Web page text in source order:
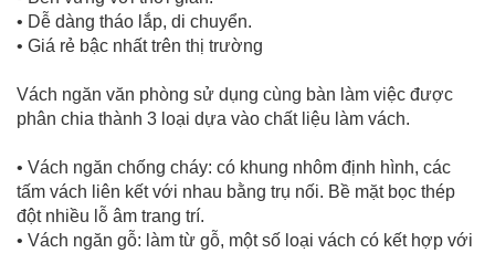
• Dễ dàng tháo lắp, di chuyển.
• Giá rẻ bậc nhất trên thị trường
Vách ngăn văn phòng sử dụng cùng bàn làm việc được
phân chia thành 3 loại dựa vào chất liệu làm vách.
• Vách ngăn chống cháy: có khung nhôm định hình, các
tấm vách liên kết với nhau bằng trụ nối. Bề mặt bọc thép
đột nhiều lỗ âm trang trí.
• Vách ngăn gỗ: làm từ gỗ, một số loại vách có kết hợp với